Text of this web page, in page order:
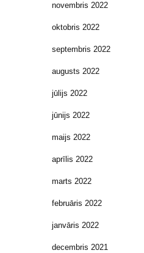
novembris 2022
oktobris 2022
septembris 2022
augusts 2022
jūlijs 2022
jūnijs 2022
maijs 2022
aprīlis 2022
marts 2022
februāris 2022
janvāris 2022
decembris 2021